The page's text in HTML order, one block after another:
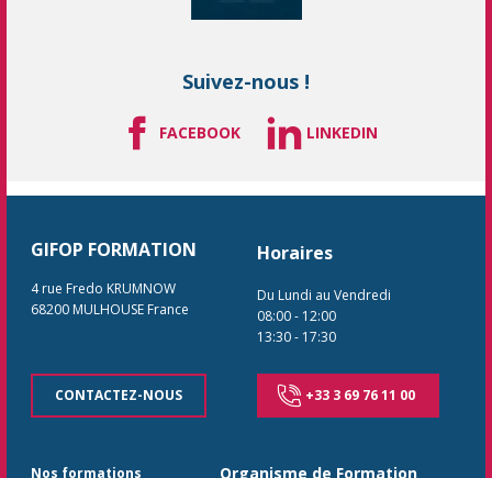
Suivez-nous !
FACEBOOK LINKEDIN
GIFOP FORMATION
4 rue Fredo KRUMNOW
68200 MULHOUSE France
CONTACTEZ-NOUS
Horaires
Du Lundi au Vendredi
08:00- 12:00
13:30- 17:30
+33 3 69 76 11 00
Nos formations Organisme de Formation